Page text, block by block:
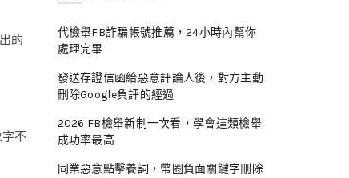
的
字不
代檢舉FB詐騙帳號推薦，24小時內幫你
處理完畢
發送存證信函給惡意評論人後，對方主動
刪除Google負評的經過
2026 FB檢舉新制一次看，學會這類檢舉
成功率最高
同業惡意點擊養詞，幣圈負面關鍵字刪除